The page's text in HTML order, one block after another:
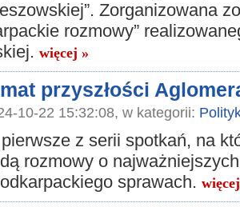
Zorganizowana
rozmowy”
więcej »
przyszłości
10-22 15:32:08, w kategorii:
z serii spotkań, na
rozmowy o
sprawach.